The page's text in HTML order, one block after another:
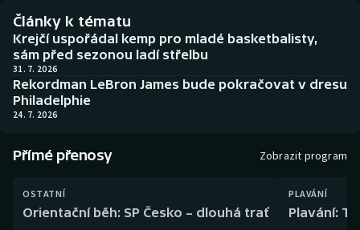
Baseball a softbal
Basketbal
Biatlon
Curling
Soutěže
Historické návraty
Aplikace ČT sport
Články k tématu
Krejčí uspořádal kemp pro mladé basketbalisty,
sám před sezonou ladí střelbu
31. 7. 2026
Rekordman LeBron James bude pokračovat v dresu
Philadelphie
24. 7. 2026
Přímé přenosy Zobrazit program
OSTATNÍ
Orientační běh: SP Česko – dlouhá trať
PLAVÁNÍ
Plavání: